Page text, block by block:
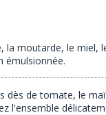
la moutarde, le miel,
émulsionnée.
dès de tomate, le
l'ensemble